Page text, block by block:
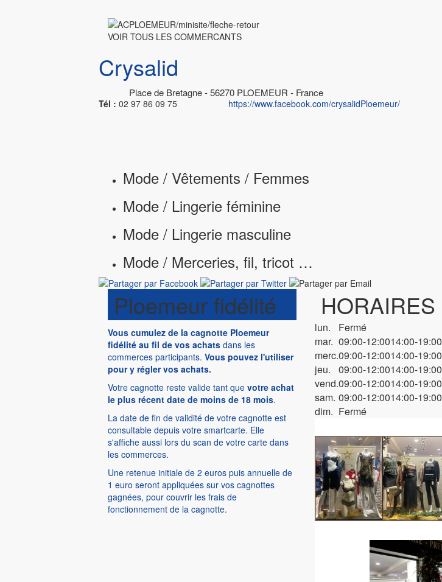
VOIR TOUS LES COMMERCANTS
Crysalid
Place de Bretagne - 56270 PLOEMEUR - France
Tél : 02 97 86 09 75 https://www.facebook.com/crysalidPloemeur/
Mode / Vêtements / Femmes
Mode / Lingerie féminine
Mode / Lingerie masculine
Mode / Merceries, fil, tricot …
Ploemeur fidélité
Vous cumulez de la cagnotte Ploemeur
fidélité au fil de vos achats dans les
commerces participants. Vous pouvez l'utiliser
pour y régler vos achats.
Votre cagnotte reste valide tant que votre achat
le plus récent date de moins de 18 mois.
La date de fin de validité de votre cagnotte est
consultable depuis votre smartcarte. Elle
s'affiche aussi lors du scan de votre carte dans
les commerces.
Une retenue initiale de 2 euros puis annuelle de
1 euro seront appliquées sur vos cagnottes
gagnées, pour couvrir les frais de
fonctionnement de la cagnotte.
HORAIRES
lun.
Fermé
mar. 09:00-12:0014:00-19:00
merc.09:00-12:0014:00-19:00
jeu.
09:00-12:0014:00-19:00
vend.09:00-12:0014:00-19:00
sam. 09:00-12:0014:00-19:00
dim. Fermé